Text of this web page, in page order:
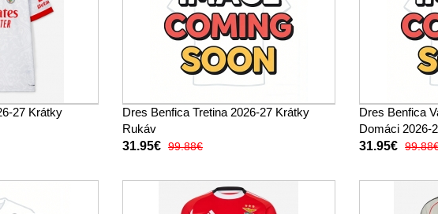
27 Krátky
Dres Benfica Tretina 2026-27 Krátky
Rukáv
31.95€ 99.88€
Dres Benfica
Domáci 2026-
31.95€